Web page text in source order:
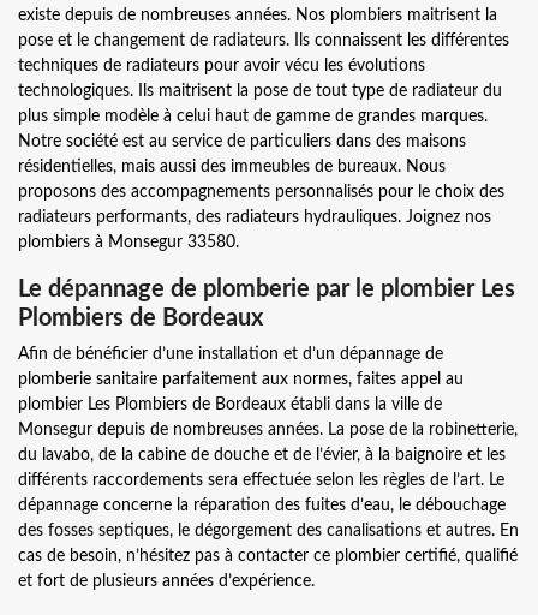
existe depuis de nombreuses années. Nos plombiers maitrisent la
pose et le changement de radiateurs. Ils connaissent les différentes
techniques de radiateurs pour avoir vécu les évolutions
technologiques. Ils maitrisent la pose de tout type de radiateur du
plus simple modèle à celui haut de gamme de grandes marques.
Notre société est au service de particuliers dans des maisons
résidentielles, mais aussi des immeubles de bureaux. Nous
proposons des accompagnements personnalisés pour le choix des
radiateurs performants, des radiateurs hydrauliques. Joignez nos
plombiers à Monsegur 33580.
Le dépannage de plomberie par le plombier Les
Plombiers de Bordeaux
Afin de bénéficier d’une installation et d’un dépannage de
plomberie sanitaire parfaitement aux normes, faites appel au
plombier Les Plombiers de Bordeaux établi dans la ville de
Monsegur depuis de nombreuses années. La pose de la robinetterie,
du lavabo, de la cabine de douche et de l’évier, à la baignoire et les
différents raccordements sera effectuée selon les règles de l’art. Le
dépannage concerne la réparation des fuites d’eau, le débouchage
des fosses septiques, le dégorgement des canalisations et autres. En
cas de besoin, n’hésitez pas à contacter ce plombier certifié, qualifié
et fort de plusieurs années d’expérience.